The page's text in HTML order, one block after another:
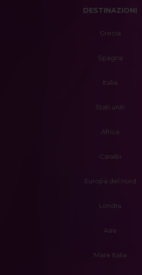
DESTINAZIONI
Grecia
Spagna
Italia
Stati uniti
Africa
Caraibi
Europa del nord
Londra
Asia
Mare Italia